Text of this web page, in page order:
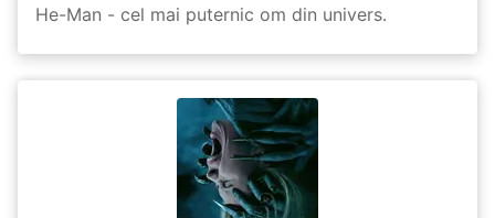
He-Man - cel mai puternic om din univers.